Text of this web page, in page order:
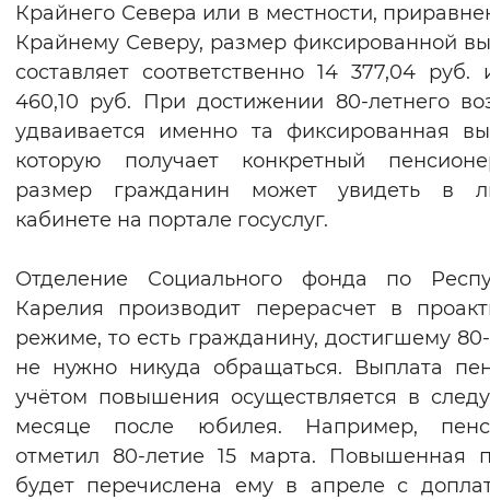
Вернуть стандартные настройки
Крайнего Севера или в местности,
Крайнему Северу, размер фиксированной
составляет соответственно 14 377,04 руб.
460,10 руб. При достижении 80-летнего
удваивается именно та фиксированная
которую получает конкретный
размер гражданин может увидеть в
кабинете на портале госуслуг.
Отделение Социального фонда по
Карелия производит перерасчет в
режиме, то есть гражданину, достигшему
не нужно никуда обращаться. Выплата
учётом повышения осуществляется в
месяце после юбилея. Например,
отметил 80-летие 15 марта. Повышенная
будет перечислена ему в апреле с